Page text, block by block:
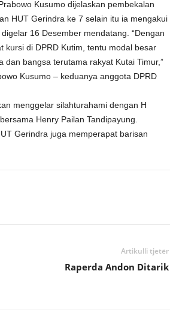
Kusumo dijelaskan pembekalan
HUT Gerindra ke 7 selain itu ia mengakui
16 Desember mendatang. “Dengan
di DPRD Kutim, tentu modal besar
bangsa terutama rakyat Kutai Timur,”
Kusumo – keduanya anggota DPRD
menggelar silahturahami dengan H
Henry Pailan Tandipayung.
Gerindra juga memperapat barisan
Artikulli tjetër
Raperda Andon Ditarik